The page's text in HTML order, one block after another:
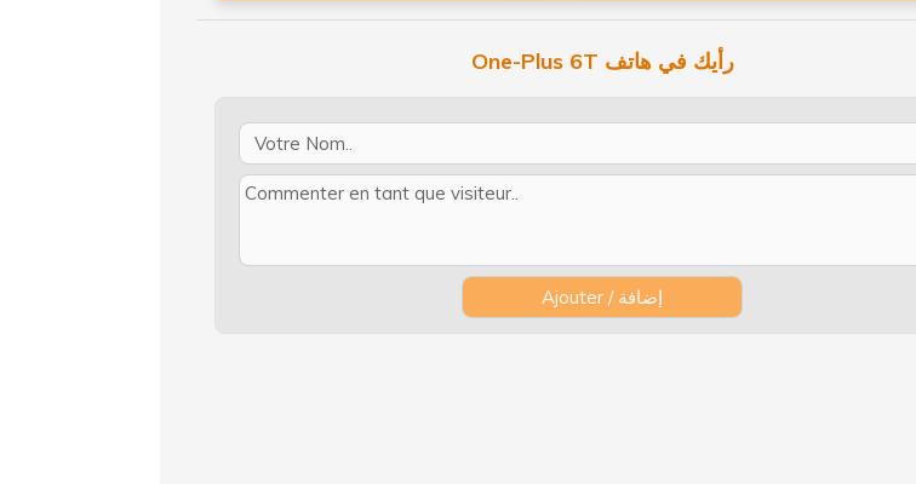
One-Plus 6T رأيك في هاتف